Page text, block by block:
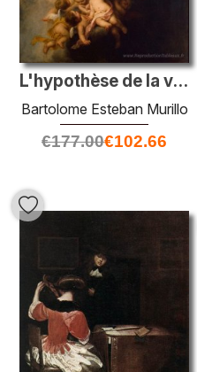
L'hypothèse de la vierge
Bartolome Esteban Murillo
€177.00€102.66